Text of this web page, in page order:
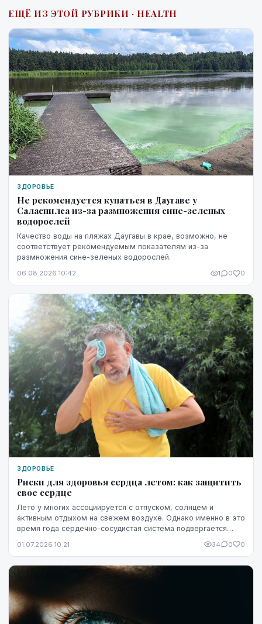
ЕЩЁ ИЗ ЭТОЙ РУБРИКИ · HEALTH
ЗДОРОВЬЕ
Не рекомендуется купаться в Даугаве у
Саласпилса из-за размножения сине-зеленых
водорослей
Качество воды на пляжах Даугавы в крае, возможно, не
соответствует рекомендуемым показателям из-за
размножения сине-зеленых водорослей.
06.08.2026 10:42 1 0 0
ЗДОРОВЬЕ
Риски для здоровья сердца летом: как защитить
свое сердце
Лето у многих ассоциируется с отпуском, солнцем и
активным отдыхом на свежем воздухе. Однако именно в это
время года сердечно-сосудистая система подвергается
01.07.2026 10:21 34 0 0